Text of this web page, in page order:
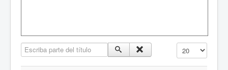
Escriba parte del título Mostrar #